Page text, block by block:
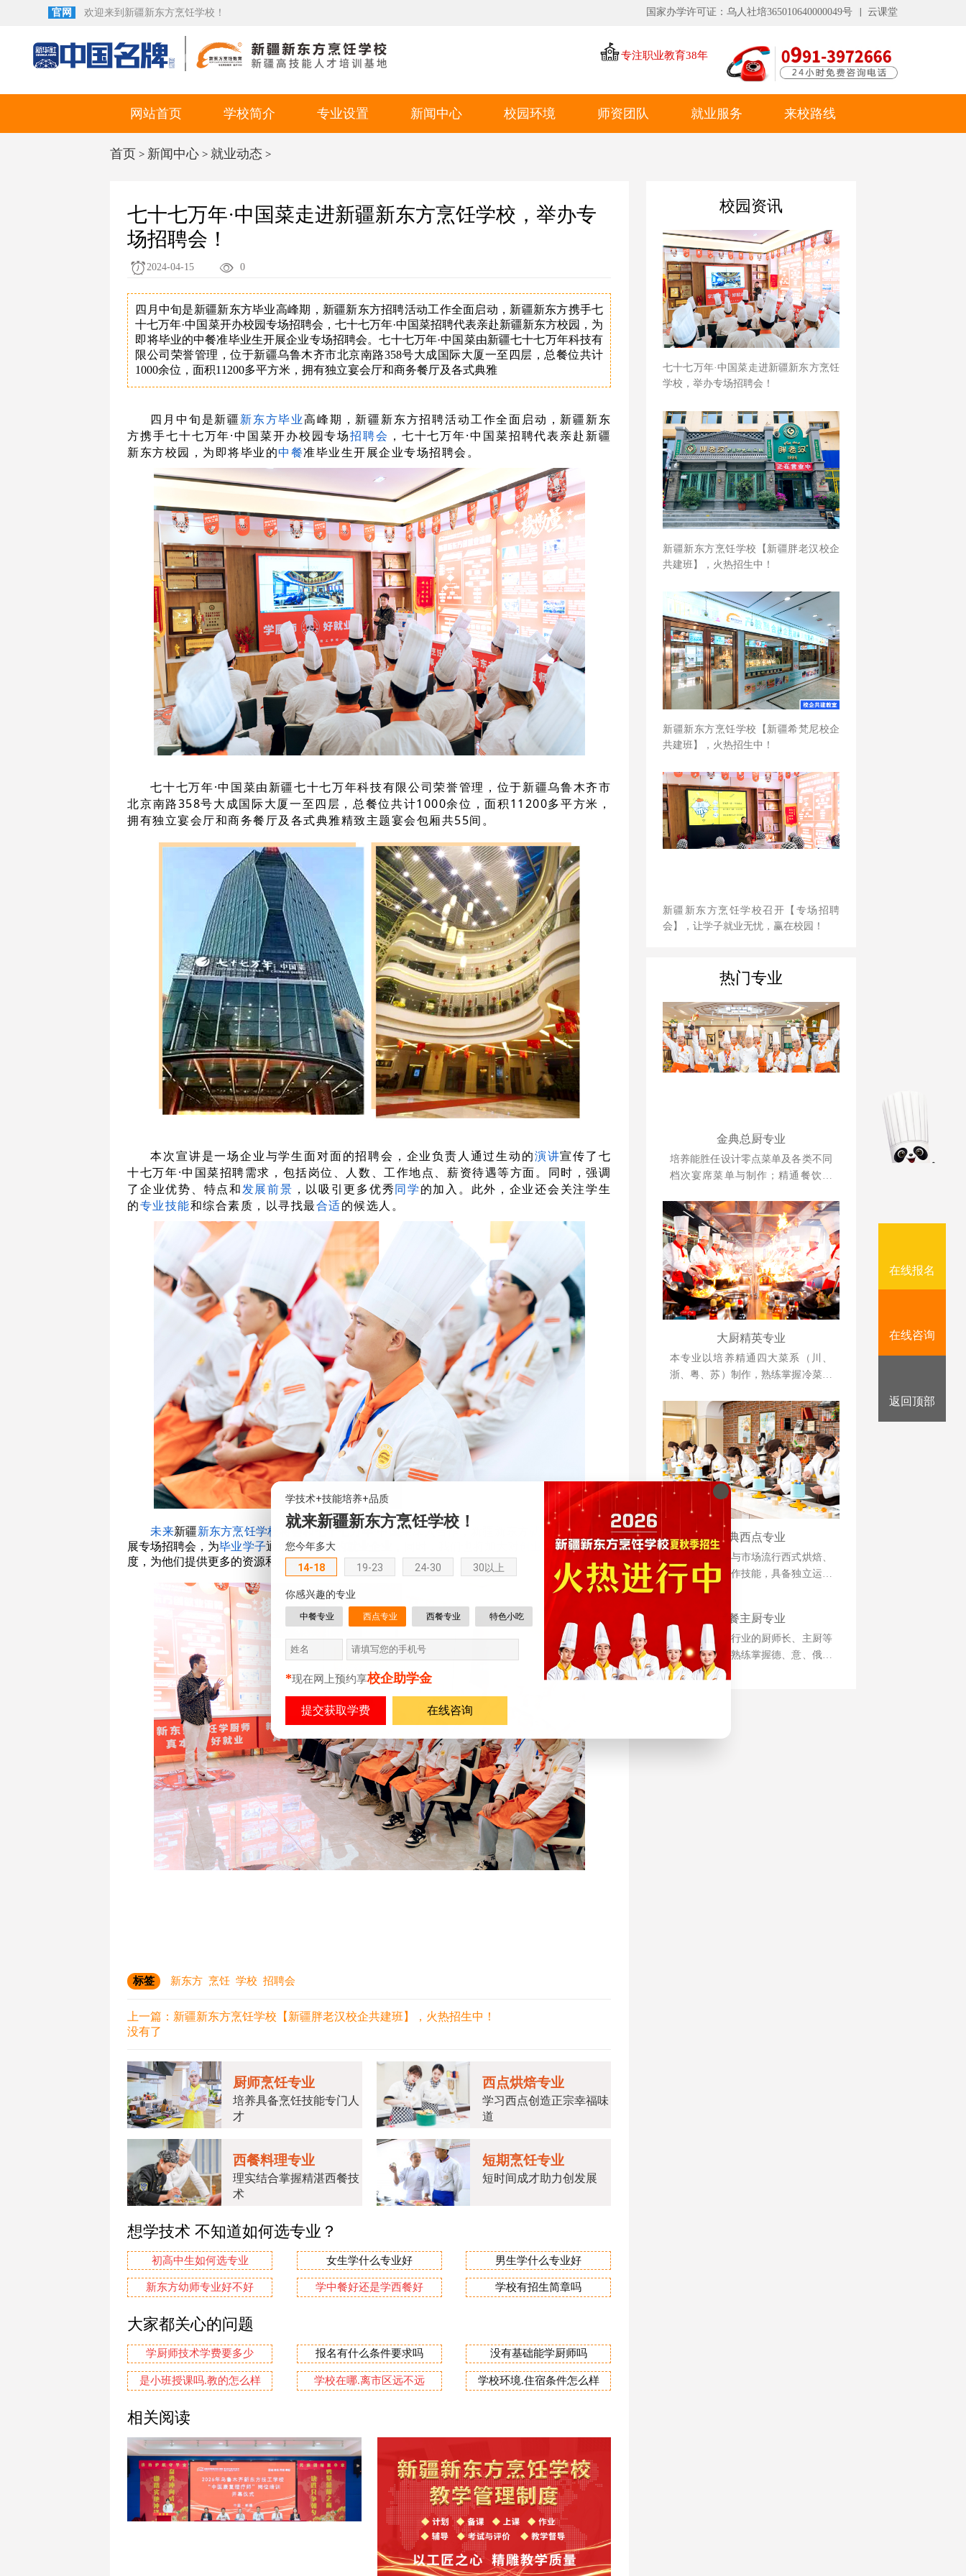
官网 欢迎来到新疆新东方烹饪学校！ 国家办学许可证：乌人社培365010640000049号 云课堂
专注职业教育38年
网站首页 学校简介 专业设置
西餐专业
新闻中心
就业动态
校园环境
学生风采
师资团队 就业服务 来校路线
首页 > 新闻中心> 就业动态 >
七十七万年·中国菜走进新疆新东方烹饪学校，举办专
场招聘会！
2024-04-15 0
四月中旬是新疆新东方毕业高峰期，新疆新东方招聘活动工作全面启动，新疆新东方携手七
十七万年·中国菜开办校园专场招聘会，七十七万年·中国菜招聘代表亲赴新疆新东方校园，为
即将毕业的中餐准毕业生开展企业专场招聘会。七十七万年·中国菜由新疆七十七万年科技有
限公司荣誉管理，位于新疆乌鲁木齐市北京南路358号大成国际大厦一至四层，总餐位共计
1000余位，面积11200多平方米，拥有独立宴会厅和商务餐厅及各式典雅
四月中旬是新疆新东方毕业高峰期 ， 新疆新东方招聘活动工作全面启动， 新疆新东
方携手七十七万年·中国菜开办校园专场招聘会 ， 七十七万年·中国菜招聘代表亲赴 新疆
新东方校园， 为即将毕业的中餐准毕业生开展企业专场招聘会。
七十七万年·中国菜由新疆七十七万年科技有限公司荣誉管理，位于新疆乌鲁木齐市
北京南路358号大成国际大厦一至四层，总餐位共计1000余位，面积11200多平方米，
拥有独立宴会厅和商务餐厅及各式典雅精致主题宴会包厢共55间。
本次宣讲是一场企业与学生面对面的招聘会，企业负责人通过生动的演讲宣传了七
十七万年·中国菜招聘需求，包括岗位、人数、工作地点、薪资待遇等方面。同时，强调
了企业优势、特点和发展前景 ，以吸引更多优秀同学的加入。此外，企业还会关注学生
的专业技能和综合素质，以寻找最合适的候选人。
未来新疆新东方烹饪学校 将会和七十七万年·中国菜深入合作，新疆新东方
办会广泛开
展专场招聘会，为毕业学子通过更多更好的就业企业，同时，我们也将加大对
学生的支持力
度，为他们提供更多的资源和指导。
标签 新东方 烹饪 学校 招聘会
上一篇： 新疆新东方烹饪学校【新疆胖老汉校企共建班】，火热招生中！
没有了
厨师烹饪专业
培养具备烹饪技能专门人
才
西点烘焙专业
学习西点创造正宗幸福味
道
西餐料理专业
理实结合掌握精湛西餐技
术
短期烹饪专业
短时间成才助力创发展
想学技术 不知道如何选专业？
初高中生如何选专业 女生学什么专业好 男生学什么专业好
新东方幼师专业好不好 学中餐好还是学西餐好 学校有招生简章吗
大家都关心的问题
学厨师技术学费要多少 报名有什么条件要求吗 没有基础能学厨师吗
是小班授课吗.教的怎么样 学校在哪.离市区远不远 学校环境.住宿条件怎么样
相关阅读
校园资讯
七十七万年·中国菜走进新疆新东方烹饪
学校，举办专场招聘会！
新疆新东方烹饪学校【新疆胖老汉校企
共建班】，火热招生中！
新疆新东方烹饪学校【新疆希梵尼校企
共建班】，火热招生中！
新疆新东方烹饪学校召开【专场招聘
会】，让学子就业无忧，赢在校园！
热门专业
金典总厨专业
培养能胜任设计零点菜单及各类不同
档次宴席菜单与制作；精通餐饮管
创业、创新能力强的综合型人才。
大厨精英专业
本专业以培养精通四大菜系（川、
浙、粤、苏）制作，熟练掌握冷菜、
并具备创业能力的人才为目标。
经典西点专业
掌握各类传统与市场流行西式烘焙、
甜点制品的操作技能，具备独立运营
管理与自主创业能力的复合型人才。
西餐主厨专业
培养国际西餐行业的厨师长、主厨等
为目标，能够熟练掌握德、意、俄等
西式风味大菜制作技术，掌握日韩料
学技术+技能培养+品质
就来新疆新东方烹饪学校！
您今年多大
14-18
19-23 24-30 30以上
你感兴趣的专业
中餐专业 西点专业 西餐专业 特色小吃
*现在网上预约享校企助学金
在线咨询
在线报名
在线咨询
返回顶部